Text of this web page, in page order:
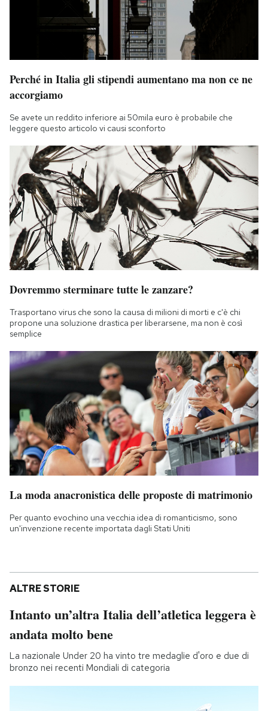
Perché in Italia gli stipendi aumentano ma non ce ne
accorgiamo
Se avete un reddito inferiore ai 50mila euro è probabile che
leggere questo articolo vi causi sconforto
Dovremmo sterminare tutte le zanzare?
Trasportano virus che sono la causa di milioni di morti e c'è chi
propone una soluzione drastica per liberarsene, ma non è così
semplice
La moda anacronistica delle proposte di matrimonio
Per quanto evochino una vecchia idea di romanticismo, sono
un'invenzione recente importata dagli Stati Uniti
ALTRE STORIE
Intanto un’altra Italia dell’atletica leggera è
andata molto bene
La nazionale Under 20 ha vinto tre medaglie d'oro e due di
bronzo nei recenti Mondiali di categoria